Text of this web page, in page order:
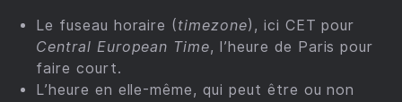
Le fuseau horaire (timezone), ici CET pour
Central European Time, l’heure de Paris pour
faire court.
L’heure en elle-même, qui peut être ou non